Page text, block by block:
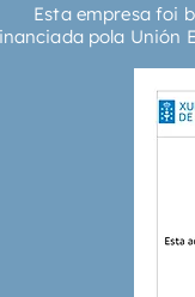
Esta empresa foi
pola Unión